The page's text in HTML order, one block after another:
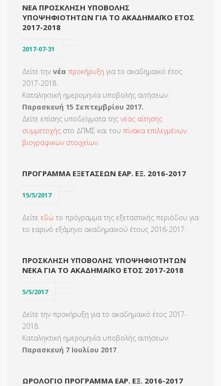
ΝΕΑ ΠΡΟΣΚΛΗΣΗ ΥΠΟΒΟΛΗΣ
ΥΠΟΨΗΦΙΟΤΗΤΩΝ ΓΙΑ ΤΟ ΑΚΑΔΗΜΑΪΚΟ ΕΤΟΣ
2017-2018
2017-07-31
Δείτε την νέα προκήρυξη για το ακαδημαϊκό έτος
2017-2018.
Καταληκτική ημερομηνία υποβολής αιτήσεων:
Παρασκευή 15 Σεπτεμβρίου 2017.
Δείτε επίσης υποδείγματα της νέας αίτησης
συμμετοχής στο ΔΠΜΣ και του πίνακα επιλεγμένων
βιογραφικών στοιχείων.
ΠΡΟΓΡΑΜΜΑ ΕΞΕΤΑΣΕΩΝ ΕΑΡ. ΕΞ. 2016-2017
15/5/2017
Δείτε εδώ το πρόγραμμα της εξεταστικής περιόδου για
το εαρινό εξάμηνο ακαδημαϊκού έτους 2016-2017.
ΠΡΟΣΚΛΗΣΗ ΥΠΟΒΟΛΗΣ ΥΠΟΨΗΦΙΟΤΗΤΩΝ
ΝΕΚΑ ΓΙΑ ΤΟ ΑΚΑΔΗΜΑΪΚΟ ΕΤΟΣ 2017-2018
5/5/2017
Δείτε την προκήρυξη για το ακαδημαϊκό έτος 2017-
2018.
Καταληκτική ημερομηνία υποβολής αιτήσεων:
Παρασκευή 7 Ιουλίου 2017.
ΩΡΟΛΟΓΙΟ ΠΡΟΓΡΑΜΜΑ ΕΑΡ. ΕΞ. 2016-2017